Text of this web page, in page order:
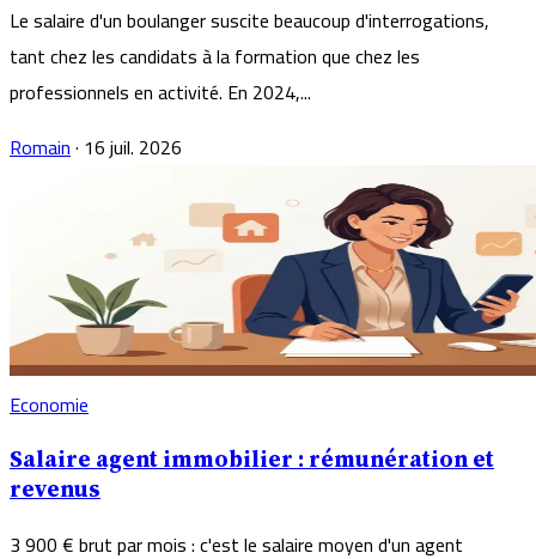
Le salaire d'un boulanger suscite beaucoup d'interrogations,
tant chez les candidats à la formation que chez les
professionnels en activité. En 2024,...
Romain· 16 juil. 2026
Economie
Salaire agent immobilier : rémunération et
revenus
3 900 € brut par mois : c'est le salaire moyen d'un agent